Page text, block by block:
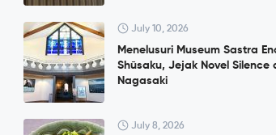
July 10, 2026
Menelusuri Museum Sastra
Shūsaku, Jejak Novel Silence
Nagasaki
July 8, 2026